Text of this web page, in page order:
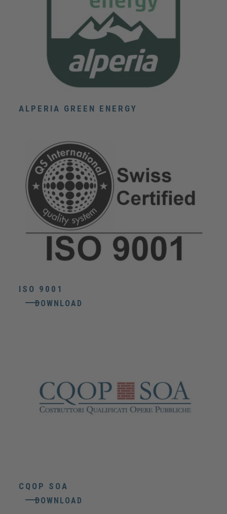
ALPERIA GREEN ENERGY
ISO 9001
DOWNLOAD
CQOP SOA
DOWNLOAD